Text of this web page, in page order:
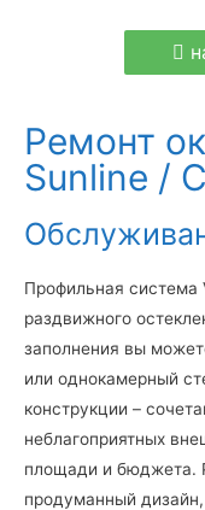
Ремонт
Sunline /
Профильная система
раздвижного
заполнения вы
или однокамерный
конструкции –
неблагоприятных
площади и бюджета.
продуманный дизайн,